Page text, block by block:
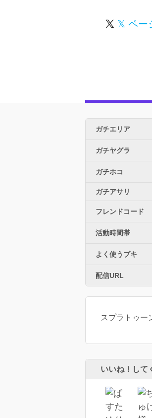
𝕏 ペー
ガチエリア
ガチヤグラ
ガチホコ
ガチアサリ
フレンドコード
活動時間帯
よく使うブキ
配信URL
スプラトゥー
いいね！して